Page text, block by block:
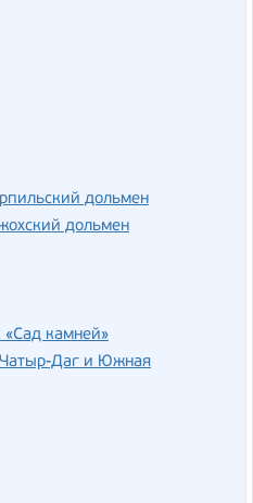
дольмен
дольмен
«Сад камней»
Даг и Южная